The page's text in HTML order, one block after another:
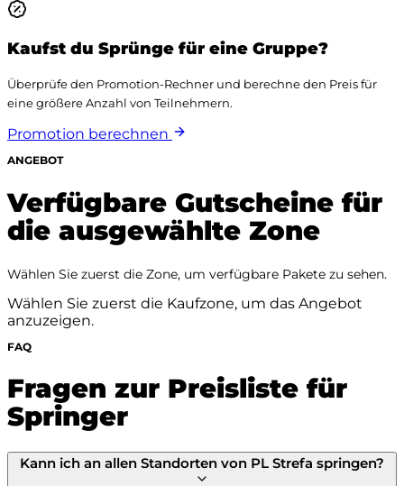
Kaufst du Sprünge für eine Gruppe?
Überprüfe den Promotion-Rechner und berechne den Preis für
eine größere Anzahl von Teilnehmern.
Promotion berechnen
ANGEBOT
Verfügbare Gutscheine für
die ausgewählte Zone
Wählen Sie zuerst die Zone, um verfügbare Pakete zu sehen.
Wählen Sie zuerst die Kaufzone, um das Angebot
anzuzeigen.
FAQ
Fragen zur Preisliste für
Springer
Kann ich an allen Standorten von PL Strefa springen?